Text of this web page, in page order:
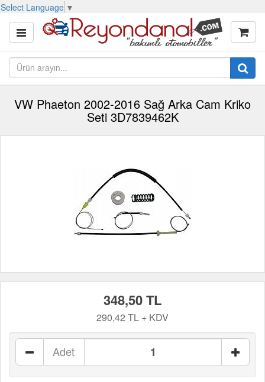
Select Language ▼
VW Phaeton 2002-2016 Sağ Arka Cam Kriko
Seti 3D7839462K
348,50 TL
290,42 TL + KDV
Adet